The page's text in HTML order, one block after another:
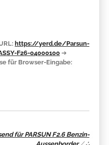
https://yerd.de/Parsun-
F26-04000100 ➔
für Browser-Eingabe:
für PARSUN F2.6 Benzin-